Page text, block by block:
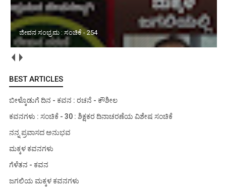
ಜೀವನ ಸಂಭ್ರಮ : ಸಂಚಿಕೆ - 254
BEST ARTICLES
ಬೀಳ್ಕೊಡುಗೆ ದಿನ - ಕವನ : ರಚನೆ - ಕೌಶೀಲ
ಕವನಗಳು : ಸಂಚಿಕೆ - 30 : ಶಿಕ್ಷಕರ ದಿನಾಚರಣೆಯ ವಿಶೇಷ ಸಂಚಿಕೆ
ನನ್ನ ಪ್ರವಾಸದ ಅನುಭವ
ಮಕ್ಕಳ ಕವನಗಳು
ಗೆಳೆತನ - ಕವನ
ಜಗಲಿಯ ಮಕ್ಕಳ ಕವನಗಳು